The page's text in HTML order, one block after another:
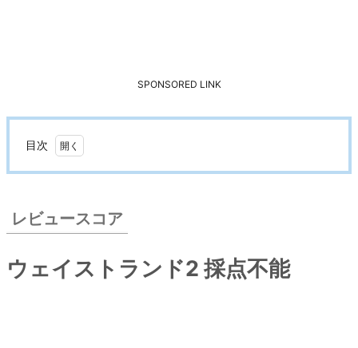
SPONSORED LINK
目次
1.
ビ
ュ
ス
レビュースコア
ウェイストランド2 採点不能